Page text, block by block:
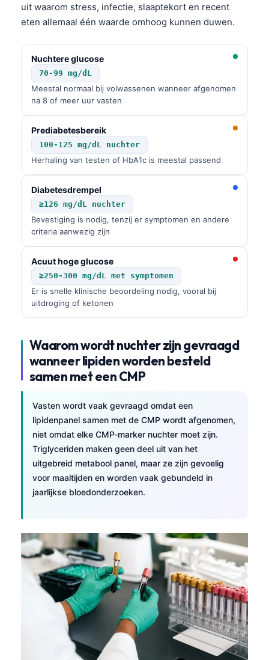
uit waarom stress, infectie, slaaptekort en recent
eten allemaal één waarde omhoog kunnen duwen.
Nuchtere glucose
70-99 mg/dL
Meestal normaal bij volwassenen wanneer afgenomen
na 8 of meer uur vasten
Prediabetesbereik
100-125 mg/dL nuchter
Herhaling van testen of HbA1c is meestal passend
Diabetesdrempel
≥126 mg/dL nuchter
Bevestiging is nodig, tenzij er symptomen en andere
criteria aanwezig zijn
Acuut hoge glucose
≥250-300 mg/dL met symptomen
Er is snelle klinische beoordeling nodig, vooral bij
uitdroging of ketonen
Waarom wordt nuchter zijn gevraagd
wanneer lipiden worden besteld
samen met een CMP
Vasten wordt vaak gevraagd omdat een
lipidenpanel samen met de CMP wordt afgenomen,
niet omdat elke CMP-marker nuchter moet zijn.
Triglyceriden maken geen deel uit van het
uitgebreid metabool panel, maar ze zijn gevoelig
voor maaltijden en worden vaak gebundeld in
jaarlijkse bloedonderzoeken.